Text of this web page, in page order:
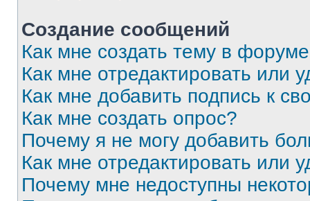
Создание сообщений
Как мне создать тему в
Как мне отредактировать или
Как мне добавить подпись к
Как мне создать опрос?
Почему я не могу добавить
Как мне отредактировать или
Почему мне недоступны